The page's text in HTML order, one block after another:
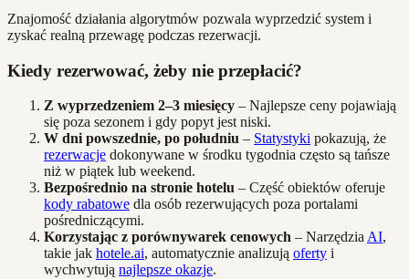
Znajomość działania algorytmów pozwala wyprzedzić system i
zyskać realną przewagę podczas rezerwacji.
Kiedy rezerwować, żeby nie przepłacić?
Z wyprzedzeniem 2–3 miesięcy – Najlepsze ceny pojawiają
się poza sezonem i gdy popyt jest niski.
W dni powszednie, po południu – Statystyki pokazują, że
rezerwacje dokonywane w środku tygodnia często są tańsze
niż w piątek lub weekend.
Bezpośrednio na stronie hotelu – Część obiektów oferuje
kody rabatowe dla osób rezerwujących poza portalami
pośredniczącymi.
Korzystając z porównywarek cenowych – NarzędziaAI,
takie jak hotele.ai, automatycznie analizują oferty i
wychwytują najlepsze okazje.